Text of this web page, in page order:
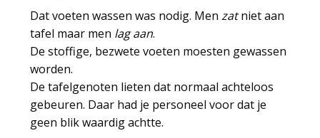
Dat voeten wassen was nodig. Menzatniet aan
tafel maar men lag aan.
De stoffige, bezwete voeten moesten gewassen
worden.
De tafelgenoten lieten dat normaal achteloos
gebeuren. Daar had je personeel voor dat je
geen blik waardig achtte.